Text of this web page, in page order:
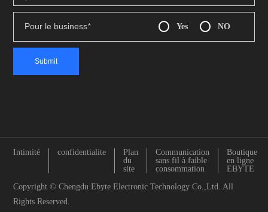
Pour le business* Yes NO
Intimité confidentialite
Plan
du
site
Communication
sans fil à faible
consommation
Boutique
en ligne
EBYTE
Copyright © Chengdu Ebyte Electronic Technology Co.,Ltd. All
Rights Reserved.